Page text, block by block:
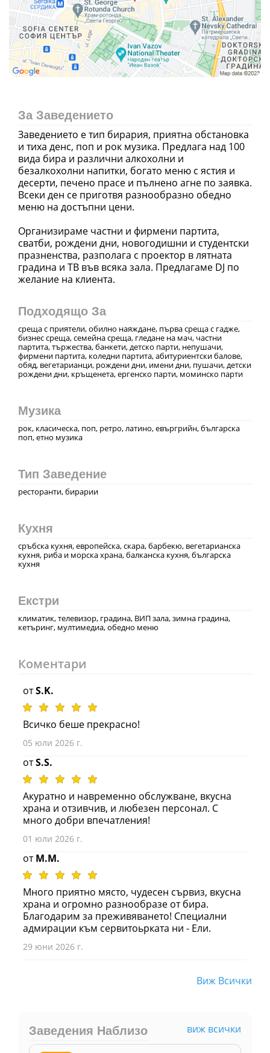
За Заведението
Заведението е тип бирария, приятна обстановка
и тиха денс, поп и рок музика. Предлага над 100
вида бира и различни алкохолни и
безалкохолни напитки, богато меню с ястия и
десерти, печено прасе и пълнено агне по заявка.
Всеки ден се приготвя разнообразно обедно
меню на достъпни цени.
Организираме частни и фирмени партита,
сватби, рождени дни, новогодишни и студентски
празненства, разполага с проектор в лятната
градина и ТВ във всяка зала. Предлагаме DJ по
желание на клиента.
Подходящо За
среща с приятели, обилно наяждане, първа среща с гадже,
бизнес среща, семейна среща, гледане на мач, частни
партита, тържества, банкети, детско парти, непушачи,
фирмени партита, коледни партита, абитуриентски балове,
обяд, вегетарианци, рождени дни, имени дни, пушачи, детски
рождени дни, кръщенета, ергенско парти, моминско парти
Музика
рок, класическа, поп, ретро, латино, евъргрийн, българска
поп, етно музика
Тип Заведение
ресторанти, бирарии
Кухня
сръбска кухня, европейска, скара, барбекю, вегетарианска
кухня, риба и морска храна, балканска кухня, българска
кухня
Екстри
климатик, телевизор, градина, ВИП зала, зимна градина,
кетъринг, мултимедиа, обедно меню
Коментари
отS.K.
Всичко беше прекрасно!
05 юли 2026 г.
отS.S.
Акуратно и навременно обслужване, вкусна
храна и отзивчив, и любезен персонал. С
много добри впечатления!
01 юли 2026 г.
отM.M.
Много приятно място, чудесен сървиз, вкусна
храна и огромно разнообразе от бира.
Благодарим за преживяването! Специални
адмирации към сервитоьрката ни - Ели.
29 юни 2026 г.
Виж Всички
Заведения Наблизо виж всички